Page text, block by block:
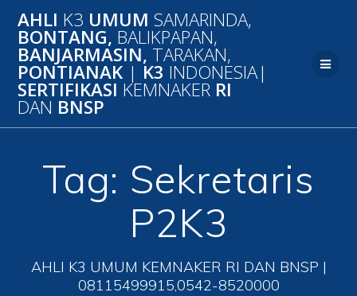
to
content
AHLI K3 UMUM SAMARINDA,
BONTANG, BALIKPAPAN,
BANJARMASIN, TARAKAN,
PONTIANAK | K3 INDONESIA|
SERTIFIKASI KEMNAKER RI
DAN BNSP
Tag: Sekretaris
P2K3
AHLI K3 UMUM KEMNAKER RI DAN BNSP |
08115499915,0542-8520000